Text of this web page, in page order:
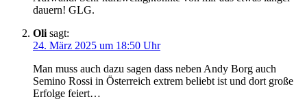
dauern! GLG.
Oli sagt:
24. März 2025 um 18:50 Uhr
Man muss auch dazu sagen dass neben Andy Borg auch
Semino Rossi in Österreich extrem beliebt ist und dort große
Erfolge feiert…